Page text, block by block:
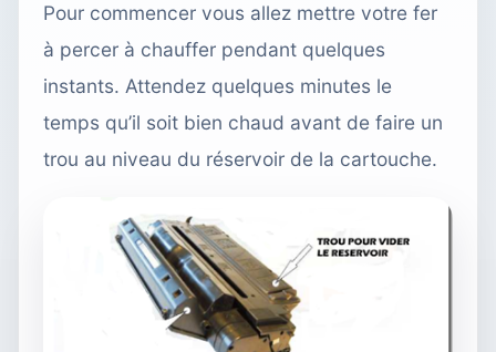
Pour commencer vous allez mettre votre fer
à percer à chauffer pendant quelques
instants. Attendez quelques minutes le
temps qu’il soit bien chaud avant de faire un
trou au niveau du réservoir de la cartouche.